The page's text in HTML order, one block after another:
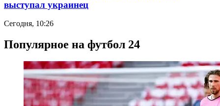
выступал украинец
Сегодня, 10:26
Популярное на футбол 24